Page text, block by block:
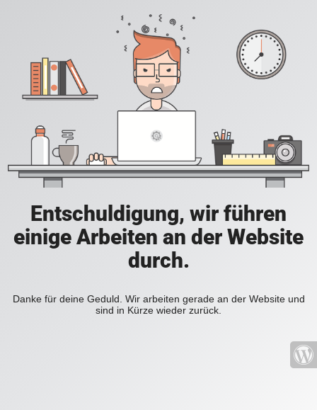
Entschuldigung, wir führen
einige Arbeiten an der Website
durch.
Danke für deine Geduld. Wir arbeiten gerade an der Website und
sind in Kürze wieder zurück.